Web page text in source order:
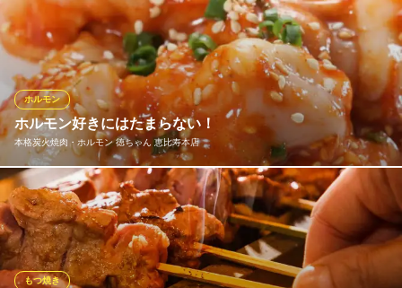
『生産・と畜・加工・流通』の一貫体制の基コスパと鮮度には絶
対の自信！ 食肉のプロが厳選した国産牛・豚を使用し、1番人気
の朝〆あみればーや新鮮ホルモンが低価格で提供可能！ 当グルー
プが実現したのは「低価格・最高品質・安全」の3拍子。 皆様の
概念を変えるような体験が待っています。
卸）新宿食肉センター極 恵比寿店
食肉センター直送焼肉店
ＪＲ恵比寿駅東口 徒歩2分
東京都渋谷区恵比寿1-11-9 グランベル恵比寿2F
ホルモン好きにはたまらない！
本格炭火焼肉・ホルモン 徳ちゃん 恵比寿本店
ホルモン
コプチャン 700円 牛の小腸。脂肪が多く、栄養価が高いホルモン
です。
本格炭火焼肉・ホルモン 徳ちゃん 恵比寿本店
炭火焼肉・ホルモン
もつ焼き